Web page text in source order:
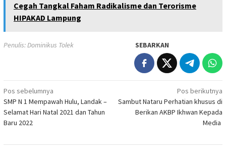
Cegah Tangkal Faham Radikalisme dan Terorisme
HIPAKAD Lampung
Penulis: Dominikus Tolek SEBARKAN
Navigasi
pos
Pos sebelumnya
SMP N 1 Mempawah Hulu, Landak –
Selamat Hari Natal 2021 dan Tahun
Baru 2022
Pos berikutnya
Sambut Nataru Perhatian khusus di
Berikan AKBP Ikhwan Kepada
Media